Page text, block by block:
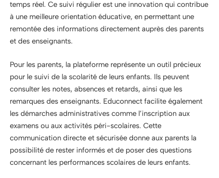
temps réel. Ce suivi régulier est une innovation qui contribue
à une meilleure orientation éducative, en permettant une
remontée des informations directement auprès des parents
et des enseignants.
Pour les parents, la plateforme représente un outil précieux
pour le suivi de la scolarité de leurs enfants. Ils peuvent
consulter les notes, absences et retards, ainsi que les
remarques des enseignants. Educonnect facilite également
les démarches administratives comme l’inscription aux
examens ou aux activités péri-scolaires. Cette
communication directe et sécurisée donne aux parents la
possibilité de rester informés et de poser des questions
concernant les performances scolaires de leurs enfants.